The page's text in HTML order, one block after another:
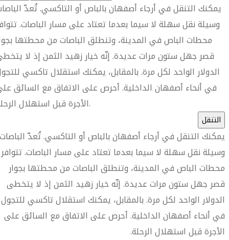
يمكنك التنقل في أرجاء أصفهان بالباص أو التاكسي. تُعدّ
وسيلة نقل سهلة لا سيما بعدما تعتاد على مسار الباصات.
محطات الباص في المدينة، وتنطلق الباصات من محطتها
قصر جهل ستون مرات عديدة. إنّه خيار زهيد الثمن إذ لا
الدولار الواحد لكل مرة. بالمقابل، يمكنك استقلال تاكسي
في أنحاء أصفهان الداخلية. أحرص على الاتفاق مع السائق
الأجرة قبل استهلال الرحلة.
التنقل
يمكنك التنقل في أرجاء أصفهان بالباص أو التاكسي. تُعدّ الباصات
وسيلة نقل سهلة لا سيما بعدما تعتاد على مسار الباصات. تتوافر
محطات الباص في المدينة، وتنطلق الباصات من محطتها بجوار
قصر جهل ستون مرات عديدة. إنّه خيار زهيد الثمن إذ لا يتخطى
الدولار الواحد لكل مرة. بالمقابل، يمكنك استقلال تاكسي للتجول
في أنحاء أصفهان الداخلية. أحرص على الاتفاق مع السائق على
الأجرة قبل استهلال الرحلة.